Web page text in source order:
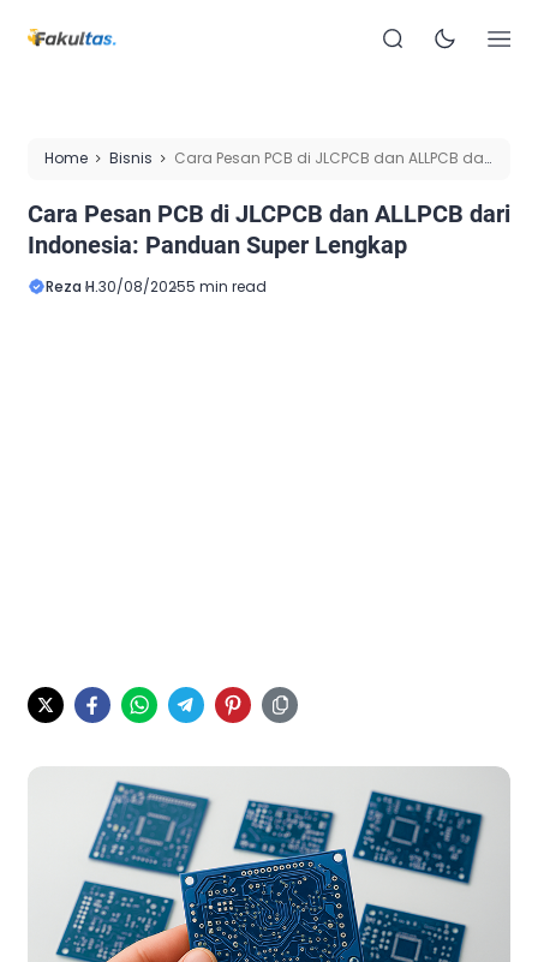
Home Bisnis
Cara Pesan PCB di JLCPCB dan ALLPCB dari
Cara Pesan PCB di JLCPCB dan ALLPCB dari
Indonesia: Panduan Super Lengkap
Reza H.30/08/20255 min read